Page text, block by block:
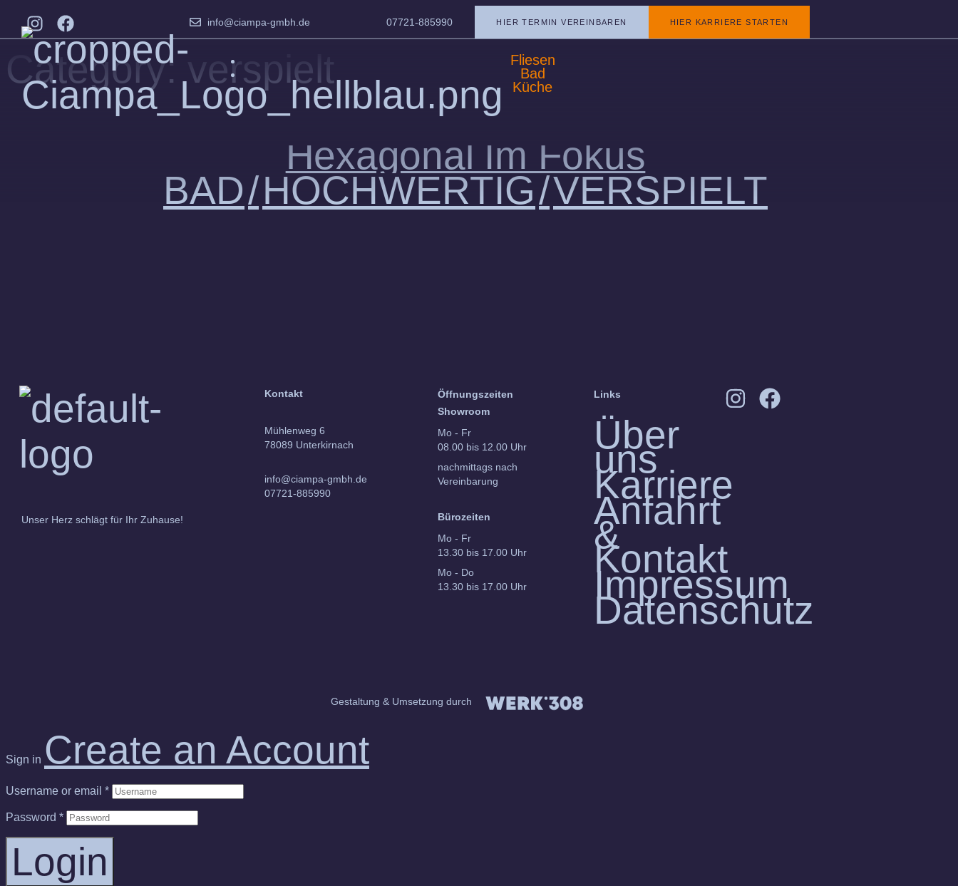
info@ciampa-gmbh.de 07721-885990 HIER TERMIN VEREINBAREN HIER KARRIERE STARTEN
Fliesen
Bad
Küche
Category:verspielt
Hexagonal Im Fokus
BAD , HOCHWERTIG , VERSPIELT
Unser Herz schlägt für Ihr Zuhause!
Kontakt
Mühlenweg 6
78089 Unterkirnach
info@ciampa-gmbh.de
07721-885990
Öffnungszeiten
Showroom
Mo - Fr
08.00 bis 12.00 Uhr
nachmittags nach
Vereinbarung
Bürozeiten
Mo - Fr
13.30 bis 17.00 Uhr
Mo - Do
13.30 bis 17.00 Uhr
Links
Über
uns
Karriere
Anfahrt
&
Kontakt
Impressum
Datenschutz
Gestaltung & Umsetzung durch
Sign in Create an Account
Username or email *
Password *
Login